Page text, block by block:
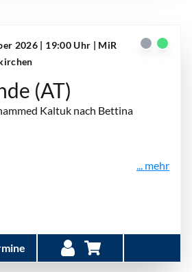
2026 | 19:00 Uhr | MiR
(AT)
Kaltuk nach Bettina
... mehr